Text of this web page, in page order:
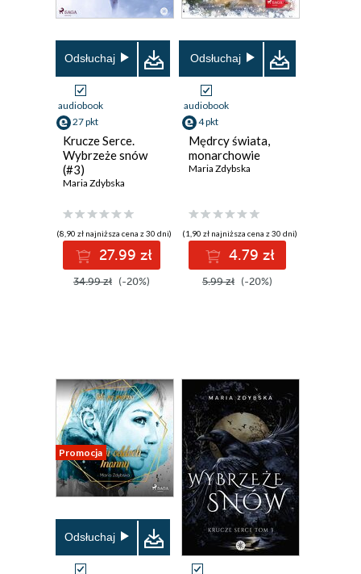
Odsłuchaj
audiobook
27 pkt
Krucze Serce.
Wybrzeże snów
(#3)
Maria Zdybska
(8,90 zł najniższa cena z 30 dni)
27.99 zł
34.99 zł (-20%)
Odsłuchaj
audiobook
4 pkt
Mędrcy świata,
monarchowie
Maria Zdybska
(1,90 zł najniższa cena z 30 dni)
4.79 zł
5.99 zł (-20%)
Promocja
Odsłuchaj